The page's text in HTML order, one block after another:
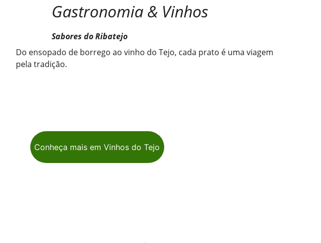
         Gastronomia & Vinhos
                  Sabores do Ribatejo
Do ensopado de borrego ao vinho do Tejo, cada prato é uma viagem
pela tradição.
Conheça mais em Vinhos do Tejo